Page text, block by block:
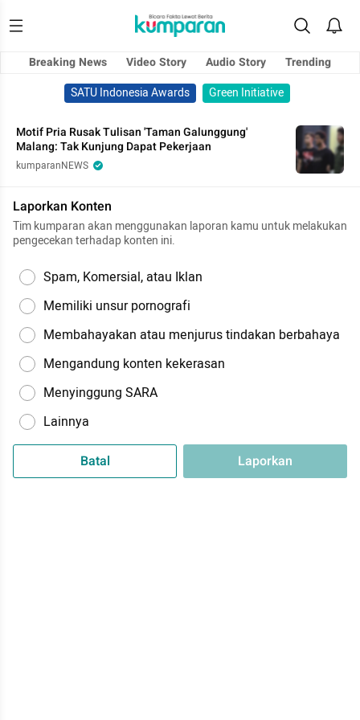
Breaking News Video Story Audio Story
Trending
SATU Indonesia Awards
Green Initiative
Motif Pria Rusak Tulisan 'Taman Galunggung'
Malang: Tak Kunjung Dapat Pekerjaan
kumparanNEWS
Laporkan Konten
Tim kumparan akan menggunakan laporan kamu untuk melakukan
pengecekan terhadap konten ini.
Spam, Komersial, atau Iklan
Memiliki unsur pornografi
Membahayakan atau menjurus tindakan berbahaya
Mengandung konten kekerasan
Menyinggung SARA
Lainnya
Batal Laporkan